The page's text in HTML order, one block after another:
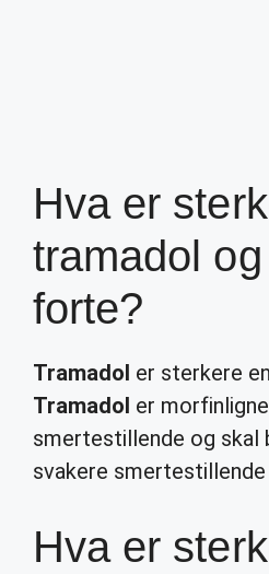
Hva er
tramadol
forte?
Tramadol er sterkere
Tramadol er
smertestillende og skal
svakere
Hva er